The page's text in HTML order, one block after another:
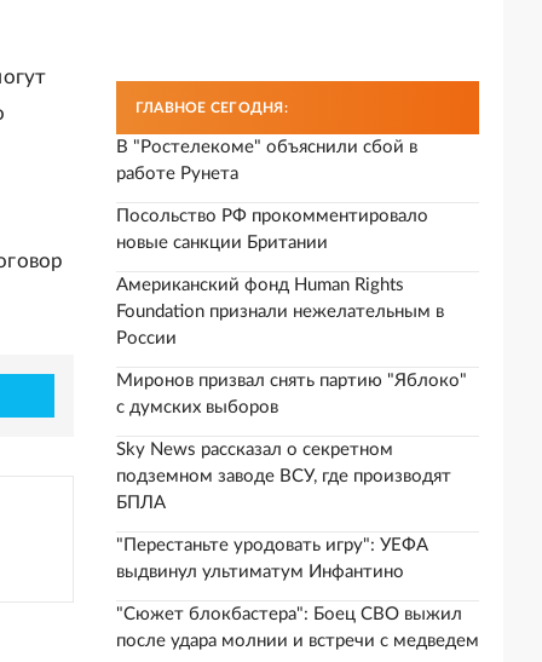
ГЛАВНОЕ СЕГОДНЯ:
В "Ростелекоме" объяснили сбой в
работе Рунета
Посольство РФ прокомментировало
новые санкции Британии
Американский фонд Human Rights
Foundation признали нежелательным в
России
Миронов призвал снять партию "Яблоко"
с думских выборов
Sky News рассказал о секретном
подземном заводе ВСУ, где производят
БПЛА
"Перестаньте уродовать игру": УЕФА
выдвинул ультиматум Инфантино
"Сюжет блокбастера": Боец СВО выжил
после удара молнии и встречи с медведем